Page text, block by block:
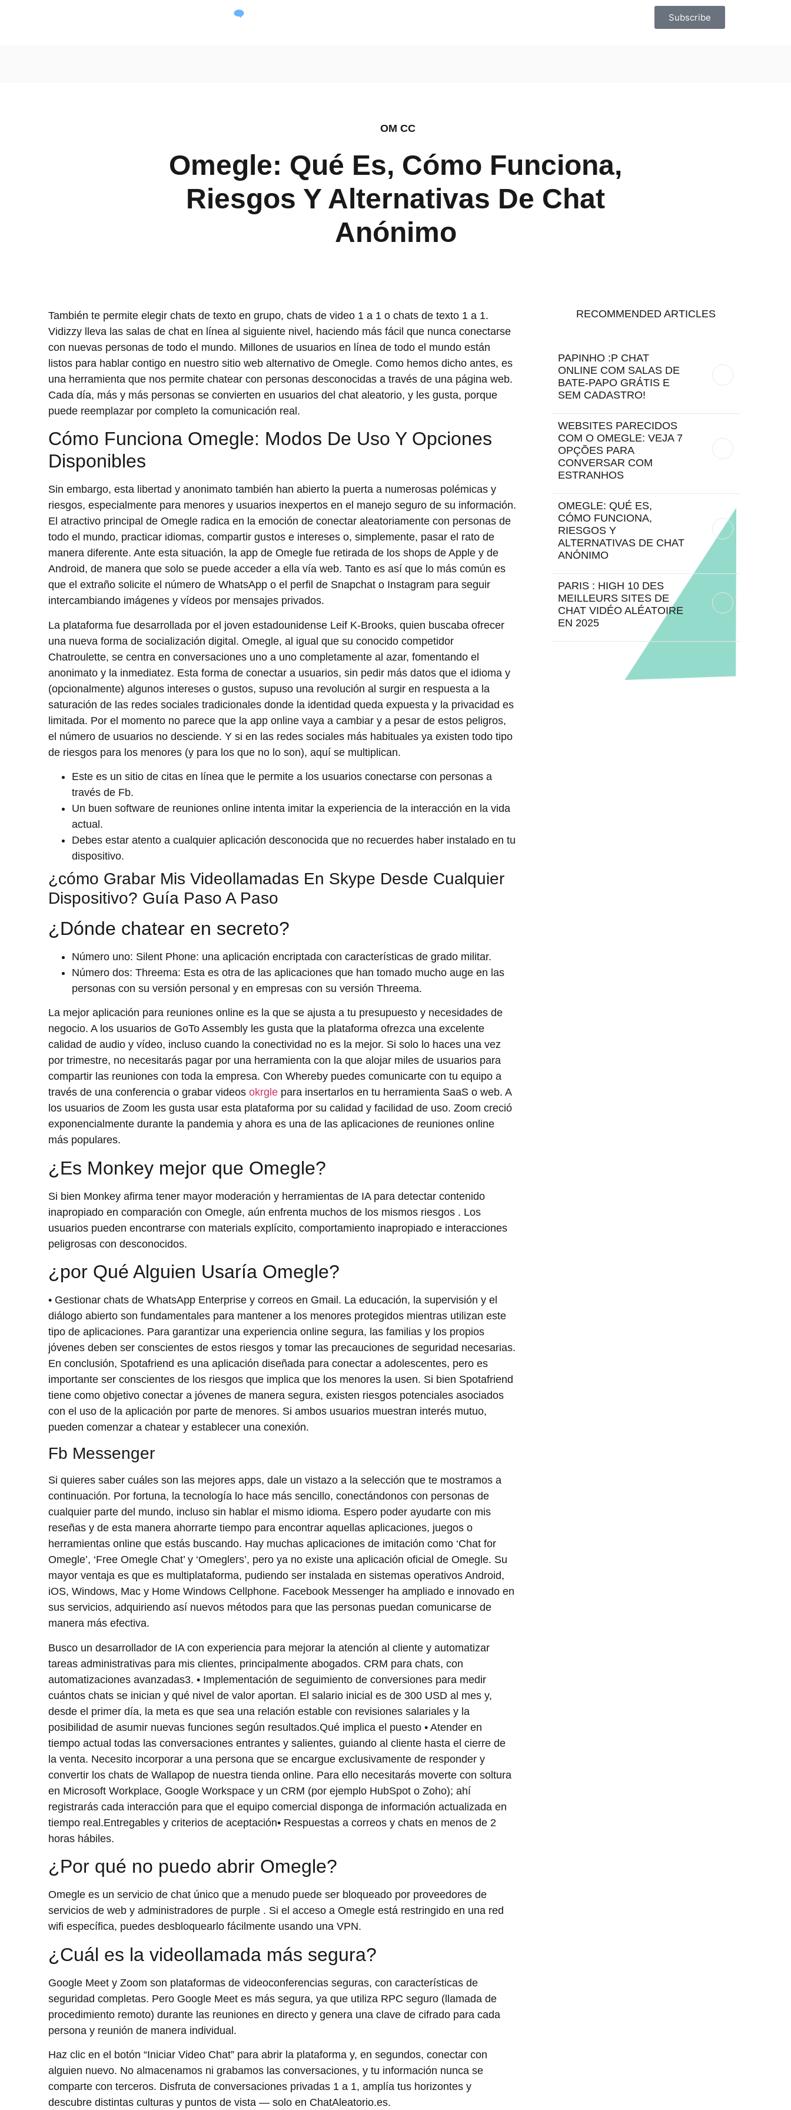
Subscribe
OM CC
Omegle: Qué Es, Cómo Funciona,
Riesgos Y Alternativas De Chat
Anónimo
También te permite elegir chats de texto en grupo, chats de video 1 a 1 o chats de texto 1 a 1.
Vidizzy lleva las salas de chat en línea al siguiente nivel, haciendo más fácil que nunca conectarse
con nuevas personas de todo el mundo. Millones de usuarios en línea de todo el mundo están
listos para hablar contigo en nuestro sitio web alternativo de Omegle. Como hemos dicho antes, es
una herramienta que nos permite chatear con personas desconocidas a través de una página web.
Cada día, más y más personas se convierten en usuarios del chat aleatorio, y les gusta, porque
puede reemplazar por completo la comunicación real.
Cómo Funciona Omegle: Modos De Uso Y Opciones
Disponibles
Sin embargo, esta libertad y anonimato también han abierto la puerta a numerosas polémicas y
riesgos, especialmente para menores y usuarios inexpertos en el manejo seguro de su información.
El atractivo principal de Omegle radica en la emoción de conectar aleatoriamente con personas de
todo el mundo, practicar idiomas, compartir gustos e intereses o, simplemente, pasar el rato de
manera diferente. Ante esta situación, la app de Omegle fue retirada de los shops de Apple y de
Android, de manera que solo se puede acceder a ella vía web. Tanto es así que lo más común es
que el extraño solicite el número de WhatsApp o el perfil de Snapchat o Instagram para seguir
intercambiando imágenes y vídeos por mensajes privados.
La plataforma fue desarrollada por el joven estadounidense Leif K-Brooks, quien buscaba ofrecer
una nueva forma de socialización digital. Omegle, al igual que su conocido competidor
Chatroulette, se centra en conversaciones uno a uno completamente al azar, fomentando el
anonimato y la inmediatez. Esta forma de conectar a usuarios, sin pedir más datos que el idioma y
(opcionalmente) algunos intereses o gustos, supuso una revolución al surgir en respuesta a la
saturación de las redes sociales tradicionales donde la identidad queda expuesta y la privacidad es
limitada. Por el momento no parece que la app online vaya a cambiar y a pesar de estos peligros,
el número de usuarios no desciende. Y si en las redes sociales más habituales ya existen todo tipo
de riesgos para los menores (y para los que no lo son), aquí se multiplican.
Este es un sitio de citas en línea que le permite a los usuarios conectarse con personas a
través de Fb.
Un buen software de reuniones online intenta imitar la experiencia de la interacción en la vida
actual.
Debes estar atento a cualquier aplicación desconocida que no recuerdes haber instalado en tu
dispositivo.
¿cómo Grabar Mis Videollamadas En Skype Desde Cualquier
Dispositivo? Guía Paso A Paso
¿Dónde chatear en secreto?
Número uno: Silent Phone: una aplicación encriptada con características de grado militar.
Número dos: Threema: Esta es otra de las aplicaciones que han tomado mucho auge en las
personas con su versión personal y en empresas con su versión Threema.
La mejor aplicación para reuniones online es la que se ajusta a tu presupuesto y necesidades de
negocio. A los usuarios de GoTo Assembly les gusta que la plataforma ofrezca una excelente
calidad de audio y vídeo, incluso cuando la conectividad no es la mejor. Si solo lo haces una vez
por trimestre, no necesitarás pagar por una herramienta con la que alojar miles de usuarios para
compartir las reuniones con toda la empresa. Con Whereby puedes comunicarte con tu equipo a
través de una conferencia o grabar videos okrgle para insertarlos en tu herramienta SaaS o web. A
los usuarios de Zoom les gusta usar esta plataforma por su calidad y facilidad de uso. Zoom creció
exponencialmente durante la pandemia y ahora es una de las aplicaciones de reuniones online
más populares.
¿Es Monkey mejor que Omegle?
Si bien Monkey afirma tener mayor moderación y herramientas de IA para detectar contenido
inapropiado en comparación con Omegle, aún enfrenta muchos de los mismos riesgos . Los
usuarios pueden encontrarse con materials explícito, comportamiento inapropiado e interacciones
peligrosas con desconocidos.
¿por Qué Alguien Usaría Omegle?
• Gestionar chats de WhatsApp Enterprise y correos en Gmail. La educación, la supervisión y el
diálogo abierto son fundamentales para mantener a los menores protegidos mientras utilizan este
tipo de aplicaciones. Para garantizar una experiencia online segura, las familias y los propios
jóvenes deben ser conscientes de estos riesgos y tomar las precauciones de seguridad necesarias.
En conclusión, Spotafriend es una aplicación diseñada para conectar a adolescentes, pero es
importante ser conscientes de los riesgos que implica que los menores la usen. Si bien Spotafriend
tiene como objetivo conectar a jóvenes de manera segura, existen riesgos potenciales asociados
con el uso de la aplicación por parte de menores. Si ambos usuarios muestran interés mutuo,
pueden comenzar a chatear y establecer una conexión.
Fb Messenger
Si quieres saber cuáles son las mejores apps, dale un vistazo a la selección que te mostramos a
continuación. Por fortuna, la tecnología lo hace más sencillo, conectándonos con personas de
cualquier parte del mundo, incluso sin hablar el mismo idioma. Espero poder ayudarte con mis
reseñas y de esta manera ahorrarte tiempo para encontrar aquellas aplicaciones, juegos o
herramientas online que estás buscando. Hay muchas aplicaciones de imitación como ‘Chat for
Omegle’, ‘Free Omegle Chat’ y ‘Omeglers’, pero ya no existe una aplicación oficial de Omegle. Su
mayor ventaja es que es multiplataforma, pudiendo ser instalada en sistemas operativos Android,
iOS, Windows, Mac y Home Windows Cellphone. Facebook Messenger ha ampliado e innovado en
sus servicios, adquiriendo así nuevos métodos para que las personas puedan comunicarse de
manera más efectiva.
Busco un desarrollador de IA con experiencia para mejorar la atención al cliente y automatizar
tareas administrativas para mis clientes, principalmente abogados. CRM para chats, con
automatizaciones avanzadas3. • Implementación de seguimiento de conversiones para medir
cuántos chats se inician y qué nivel de valor aportan. El salario inicial es de 300 USD al mes y,
desde el primer día, la meta es que sea una relación estable con revisiones salariales y la
posibilidad de asumir nuevas funciones según resultados.Qué implica el puesto • Atender en
tiempo actual todas las conversaciones entrantes y salientes, guiando al cliente hasta el cierre de
la venta. Necesito incorporar a una persona que se encargue exclusivamente de responder y
convertir los chats de Wallapop de nuestra tienda online. Para ello necesitarás moverte con soltura
en Microsoft Workplace, Google Workspace y un CRM (por ejemplo HubSpot o Zoho); ahí
registrarás cada interacción para que el equipo comercial disponga de información actualizada en
tiempo real.Entregables y criterios de aceptación• Respuestas a correos y chats en menos de 2
horas hábiles.
¿Por qué no puedo abrir Omegle?
Omegle es un servicio de chat único que a menudo puede ser bloqueado por proveedores de
servicios de web y administradores de purple . Si el acceso a Omegle está restringido en una red
wifi específica, puedes desbloquearlo fácilmente usando una VPN.
¿Cuál es la videollamada más segura?
Google Meet y Zoom son plataformas de videoconferencias seguras, con características de
seguridad completas. Pero Google Meet es más segura, ya que utiliza RPC seguro (llamada de
procedimiento remoto) durante las reuniones en directo y genera una clave de cifrado para cada
persona y reunión de manera individual.
Haz clic en el botón “Iniciar Video Chat” para abrir la plataforma y, en segundos, conectar con
alguien nuevo. No almacenamos ni grabamos las conversaciones, y tu información nunca se
comparte con terceros. Disfruta de conversaciones privadas 1 a 1, amplía tus horizontes y
descubre distintas culturas y puntos de vista — solo en ChatAleatorio.es.
RECOMMENDED ARTICLES
PAPINHO :P CHAT
ONLINE COM SALAS DE
BATE-PAPO GRÁTIS E
SEM CADASTRO!
WEBSITES PARECIDOS
COM O OMEGLE: VEJA 7
OPÇÕES PARA
CONVERSAR COM
ESTRANHOS
OMEGLE: QUÉ ES,
CÓMO FUNCIONA,
RIESGOS Y
ALTERNATIVAS DE CHAT
ANÓNIMO
PARIS : HIGH 10 DES
MEILLEURS SITES DE
CHAT VIDÉO ALÉATOIRE
EN 2025